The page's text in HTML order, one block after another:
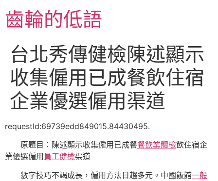
至
主齒輪的低語
台北秀傳健檢陳述顯示
收集僱用已成餐飲住宿
企業優選僱用渠道
requestId:69739edd849015.84430495.
原題目：陳述顯示收集僱用已成餐餐飲業體檢飲住宿企
業優選僱用 員工健檢渠道
數字技巧不竭成長，僱用方法日趨多元。中國飯館一般